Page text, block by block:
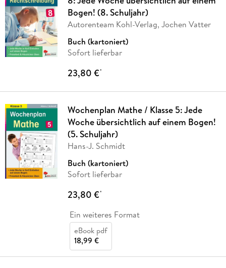
Bogen! (8. Schuljahr)
Autorenteam Kohl-Verlag, Jochen Vatter
Buch (kartoniert)
Sofort lieferbar
23,80 €*
Wochenplan Mathe / Klasse 5: Jede
Woche übersichtlich auf einem Bogen!
(5. Schuljahr)
Hans-J. Schmidt
Buch (kartoniert)
Sofort lieferbar
23,80 €*
Ein weiteres Format
eBook pdf
18,99 €